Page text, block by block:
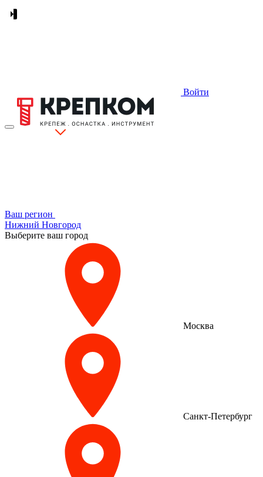
Войти
Ваш регион
Нижний Новгород
Выберите ваш город
Москва
Санкт-Петербург